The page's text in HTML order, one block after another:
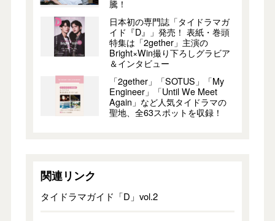
騰！
日本初の専門誌「タイドラマガ
イド『D』」発売！ 表紙・巻頭
特集は「2gether」主演の
Bright×Win撮り下ろしグラビア
＆インタビュー
「2gether」「SOTUS」「My
Engineer」「Until We Meet
Again」など人気タイドラマの
聖地、全63スポットを収録！
関連リンク
タイドラマガイド「D」vol.2